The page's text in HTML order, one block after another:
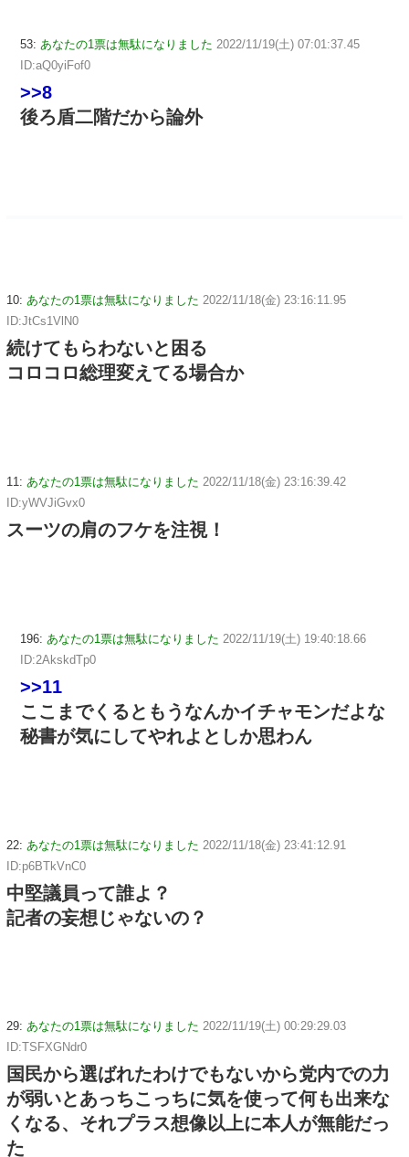
53: あなたの1票は無駄になりました 2022/11/19(土) 07:01:37.45
ID:aQ0yiFof0
>>8
後ろ盾二階だから論外
10: あなたの1票は無駄になりました 2022/11/18(金) 23:16:11.95
ID:JtCs1VlN0
続けてもらわないと困る
コロコロ総理変えてる場合か
11: あなたの1票は無駄になりました 2022/11/18(金) 23:16:39.42
ID:yWVJiGvx0
スーツの肩のフケを注視！
196: あなたの1票は無駄になりました 2022/11/19(土) 19:40:18.66
ID:2AkskdTp0
>>11
ここまでくるともうなんかイチャモンだよな
秘書が気にしてやれよとしか思わん
22: あなたの1票は無駄になりました 2022/11/18(金) 23:41:12.91
ID:p6BTkVnC0
中堅議員って誰よ？
記者の妄想じゃないの？
29: あなたの1票は無駄になりました 2022/11/19(土) 00:29:29.03
ID:TSFXGNdr0
国民から選ばれたわけでもないから党内での力
が弱いとあっちこっちに気を使って何も出来な
くなる、それプラス想像以上に本人が無能だっ
た